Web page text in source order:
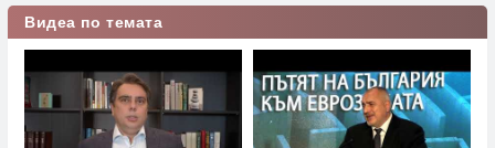
Видеа по темата